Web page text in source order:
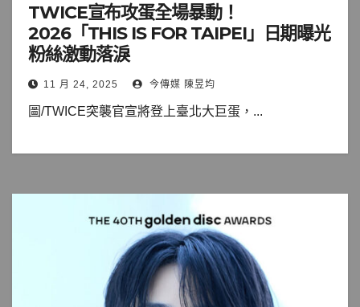
TWICE宣布攻蛋全場暴動！
2026「THIS IS FOR TAIPEI」日期曝光
粉絲激動落淚
11 月 24, 2025 今傳媒 陳昱均
圖/TWICE突襲官宣將登上臺北大巨蛋，...